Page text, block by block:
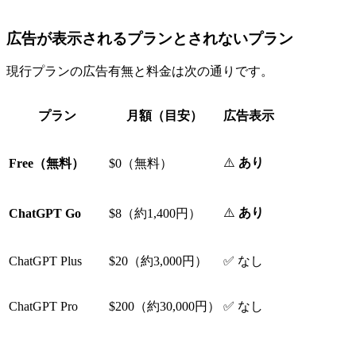
広告が表示されるプランとされないプラン
現行プランの広告有無と料金は次の通りです。
プラン 月額（目安） 広告表示
Free（無料） $0（無料） ⚠️ あり
ChatGPT Go $8（約1,400円） ⚠️ あり
ChatGPT Plus $20（約3,000円） ✅ なし
ChatGPT Pro $200（約30,000円） ✅ なし